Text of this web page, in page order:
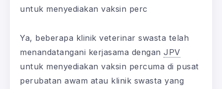
untuk menyediakan vaksin perc
Ya, beberapa klinik veterinar swasta telah
menandatangani kerjasama dengan JPV
untuk menyediakan vaksin percuma di pusat
perubatan awam atau klinik swasta yang